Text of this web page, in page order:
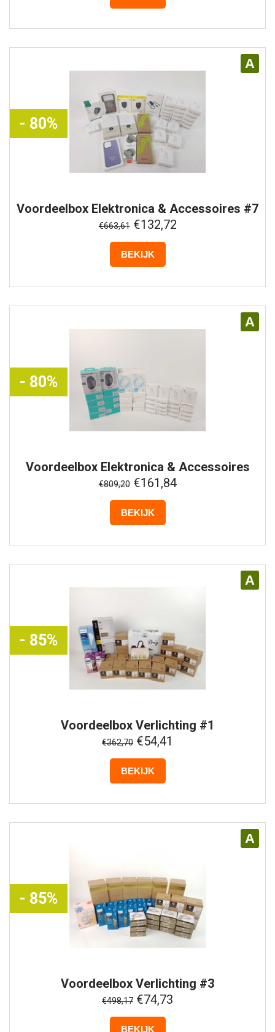
A
- 80%
Voordeelbox Elektronica & Accessoires #7
€663,61€132,72
BEKIJK
A
- 80%
VoordeelboxElektronica & Accessoires
#10
€809,20€161,84
BEKIJK
A
- 85%
Voordeelbox Verlichting #1
€362,70 €54,41
BEKIJK
A
- 85%
Voordeelbox Verlichting #3
€498,17 €74,73
BEKIJK